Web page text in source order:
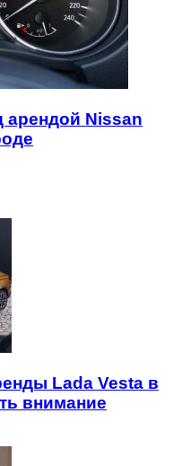
арендой Nissan
Lada Vesta в
внимание